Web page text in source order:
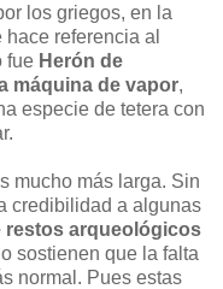
los griegos, en la
referencia al
fue Herón de
máquina de vapor,
especie de tetera con
mucho más larga. Sin
credibilidad a algunas
restos arqueológicos
sostienen que la falta
normal. Pues estas